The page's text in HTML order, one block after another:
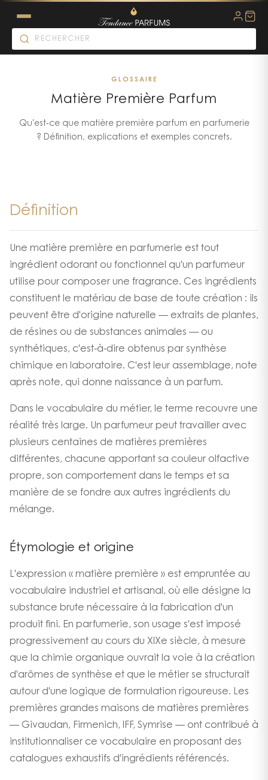
GLOSSAIRE
Matière Première Parfum
Qu'est-ce que matière première parfum en parfumerie
? Définition, explications et exemples concrets.
Définition
Une matière première en parfumerie est tout
ingrédient odorant ou fonctionnel qu'un parfumeur
utilise pour composer une fragrance. Ces ingrédients
constituent le matériau de base de toute création : ils
peuvent être d'origine naturelle — extraits de plantes,
de résines ou de substances animales — ou
synthétiques, c'est-à-dire obtenus par synthèse
chimique en laboratoire. C'est leur assemblage, note
après note, qui donne naissance à un parfum.
Dans le vocabulaire du métier, le terme recouvre une
réalité très large. Un parfumeur peut travailler avec
plusieurs centaines de matières premières
différentes, chacune apportant sa couleur olfactive
propre, son comportement dans le temps et sa
manière de se fondre aux autres ingrédients du
mélange.
Étymologie et origine
L'expression « matière première » est empruntée au
vocabulaire industriel et artisanal, où elle désigne la
substance brute nécessaire à la fabrication d'un
produit fini. En parfumerie, son usage s'est imposé
progressivement au cours du XIXe siècle, à mesure
que la chimie organique ouvrait la voie à la création
d'arômes de synthèse et que le métier se structurait
autour d'une logique de formulation rigoureuse. Les
premières grandes maisons de matières premières
— Givaudan, Firmenich, IFF, Symrise — ont contribué à
institutionnaliser ce vocabulaire en proposant des
catalogues exhaustifs d'ingrédients référencés.